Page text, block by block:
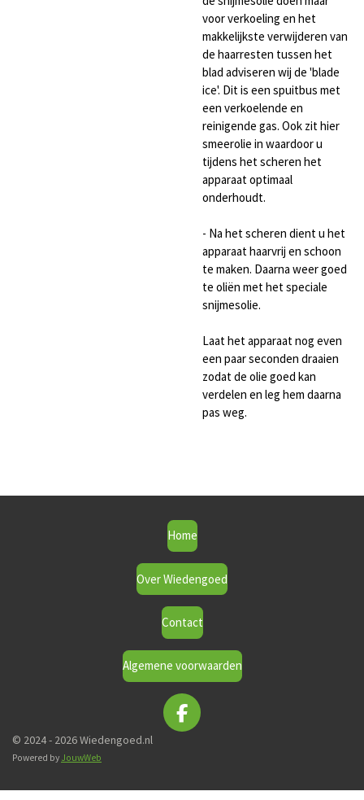
voor verkoeling en het
makkelijkste verwijderen van
de haarresten tussen het
blad adviseren wij de 'blade
ice'. Dit is een spuitbus met
een verkoelende en
reinigende gas. Ook zit hier
smeerolie in waardoor u
tijdens het scheren het
apparaat optimaal
onderhoudt.
- Na het scheren dient u het
apparaat haarvrij en schoon
te maken. Daarna weer goed
te oliën met het speciale
snijmesolie.
Laat het apparaat nog even
een paar seconden draaien
zodat de olie goed kan
verdelen en leg hem daarna
pas weg.
Home
Over Wiedengoed
Contact
Algemene voorwaarden
F
a
b
© 2024 - 2026 Wiedengoed.nl
Powered by JouwWeb